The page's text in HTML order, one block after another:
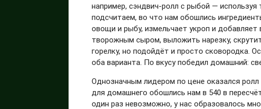
например, сэндвич-ролл с рыбой —
подсчитаем, во что нам обошлись
овощи и рыбу, измельчает укроп и
творожным сыром, выложить нарезку,
горелку, но подойдёт и просто сковородка.
оба варианта. По вкусу победил домашний:
Однозначным лидером по цене оказался
для домашнего обошлись нам в 540 в
один раз невозможно, у нас образовалось